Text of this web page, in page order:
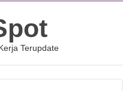
Terupdate